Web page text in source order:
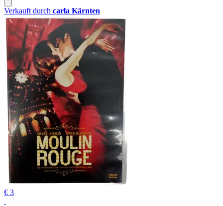
Verkauft durch carla Kärnten
€ 3